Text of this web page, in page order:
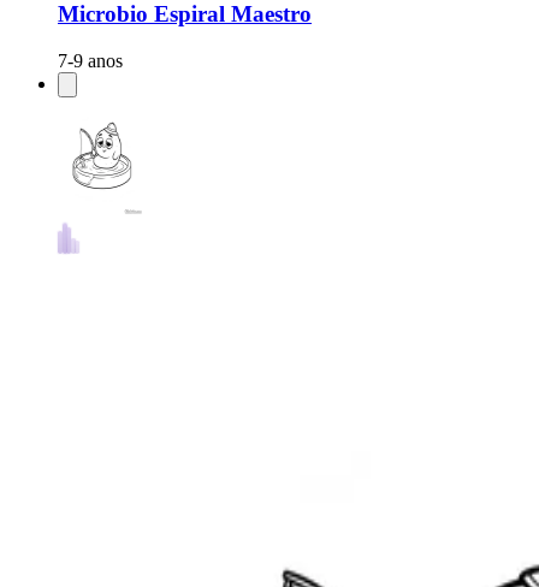
Microbio Espiral Maestro
7-9 anos